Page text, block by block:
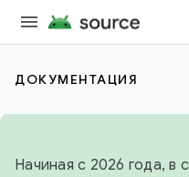
ДОКУМЕНТАЦИЯ
Начиная с 2026 года, в